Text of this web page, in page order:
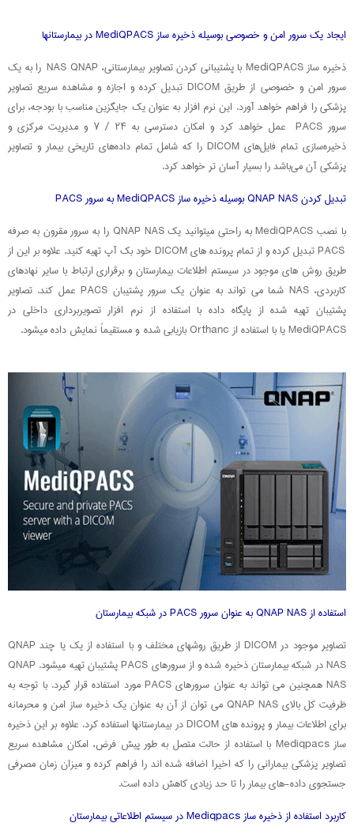
ایجاد یک سرور امن و خصوصی بوسیله ذخیره ساز MediQPACS در بیمارستانها
ذخیره ساز MediQPACS با پشتیبانی کردن تصاویر بیمارستانی، NAS QNAP را به یک
سرور امن و خصوصی از طریق DICOM تبدیل کرده و اجازه و مشاهده سریع تصاویر
پزشکی را فراهم خواهد آورد. این نرم افزار به عنوان یک جایگزین مناسب با بودجه، برای
سرور PACS عمل خواهد کرد و امکان دسترسی به ۲۴ / ۷ و مدیریت مرکزی و
ذخیره‌سازی تمام فایل‌های DICOM را که شامل تمام داده‌های تاریخی بیمار و تصاویر
پزشکی آن‌ می‌باشد را بسیار آسان تر خواهد کرد.
تبدیل کردن QNAP NAS بوسیله ذخیره ساز MediQPACS به سرور PACS
با نصب MediQPACS به راحتی میتوانید یک QNAP NAS را به سرور مقرون به صرفه
PACS تبدیل کرده و از تمام پرونده های DICOM خود بک آپ تهیه کنید. علاوه بر این از
طریق روش های موجود در سیستم اطلاعات بیمارستان و برقراری ارتباط با سایر نهادهای
کاربردی، NAS شما می تواند به عنوان یک سرور پشتیبان PACS عمل کند. تصاویر
پشتیبان تهیه شده از پایگاه داده با استفاده از نرم افزار تصویربرداری داخلی در
MediQPACS یا با استفاده از Orthanc بازیابی شده و مستقیماً نمایش داده میشود.
استفاده از QNAP NAS به عنوان سرور PACS در شبکه بیمارستان
تصاویر موجود در DICOM از طریق روشهای مختلف و با استفاده از یک یا چند QNAP
NAS در شبکه بیمارستان ذخیره شده و از سرورهای PACS پشتیبان تهیه میشود. QNAP
NAS همچنین می تواند به عنوان سرورهای PACS مورد استفاده قرار گیرد. با توجه به
ظرفیت کل بالای QNAP NAS می توان از آن به عنوان یک ذخیره ساز امن و محرمانه
برای اطلاعات بیمار و پرونده های DICOM در بیمارستانها استفاده کرد. علاوه بر این ذخیره
ساز Mediqpacs با استفاده از حالت متصل به طور پیش فرض، امکان مشاهده سریع
تصاویر پزشکی بیمارانی را که اخیرا اضافه شده اند را فراهم کرده و میزان زمان مصرفی
جستجوی داده-های بیمار را تا حد زیادی کاهش داده است.
کاربرد استفاده از ذخیره ساز Mediqpacs در سیستم اطلاعاتی بیمارستان